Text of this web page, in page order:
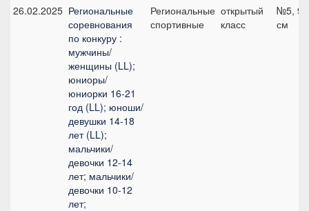
26.02.2025 Региональные
соревнования
по конкуру :
мужчины/
женщины (LL);
юниоры/
юниорки 16-21
год (LL); юноши/
девушки 14-18
лет (LL);
мальчики/
девочки 12-14
лет; мальчики/
девочки 10-12
лет;
Региональные
спортивные
открытый
класс
№5, 90
см